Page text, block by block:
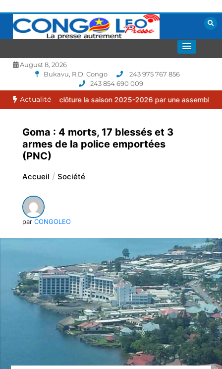
contenu
CONGOLEO
August 8, 2026
Bukavu, R.D. Congo
243 975 767 856
243 854 690 009
Actualité
clôture la saison 2025-2026 par une assemblée générale
Goma : 4 morts, 17 blessés et 3
armes de la police emportées
(PNC)
Accueil Société
par CONGOLEO